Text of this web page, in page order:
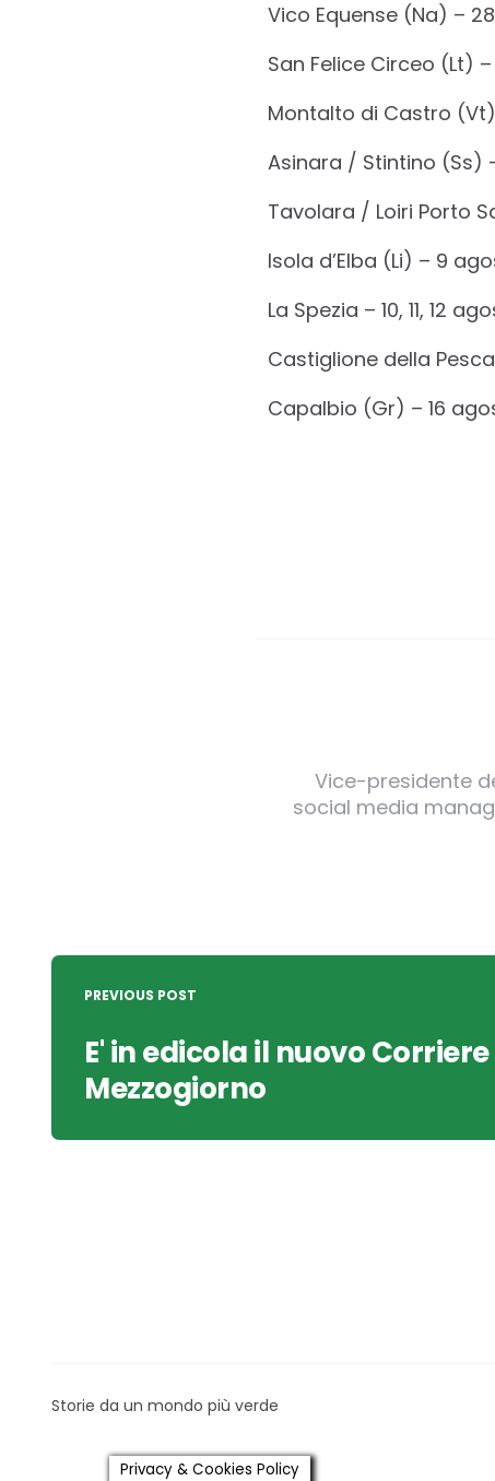
Vico Equense (Na) –
San Felice Circeo (Lt) –
Montalto di Castro
Asinara / Stintino (Ss)
Tavolara / Loiri Porto
Isola d’Elba (Li) – 9
La Spezia – 10, 11, 12
Castiglione della
Capalbio (Gr) – 16
Vice-presidente
social media
Post
navigation
PREVIOUS POST
E' in edicola il nuovo
Mezzogiorno
Storie da un mondo più verde
Privacy & Cookies Policy